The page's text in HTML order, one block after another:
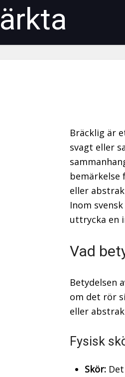
Bräcklig är
svagt eller
bemärkelse
eller
Inom
uttrycka en
Vad
Betydelsen
om det rör
eller
Fysisk
Skör: